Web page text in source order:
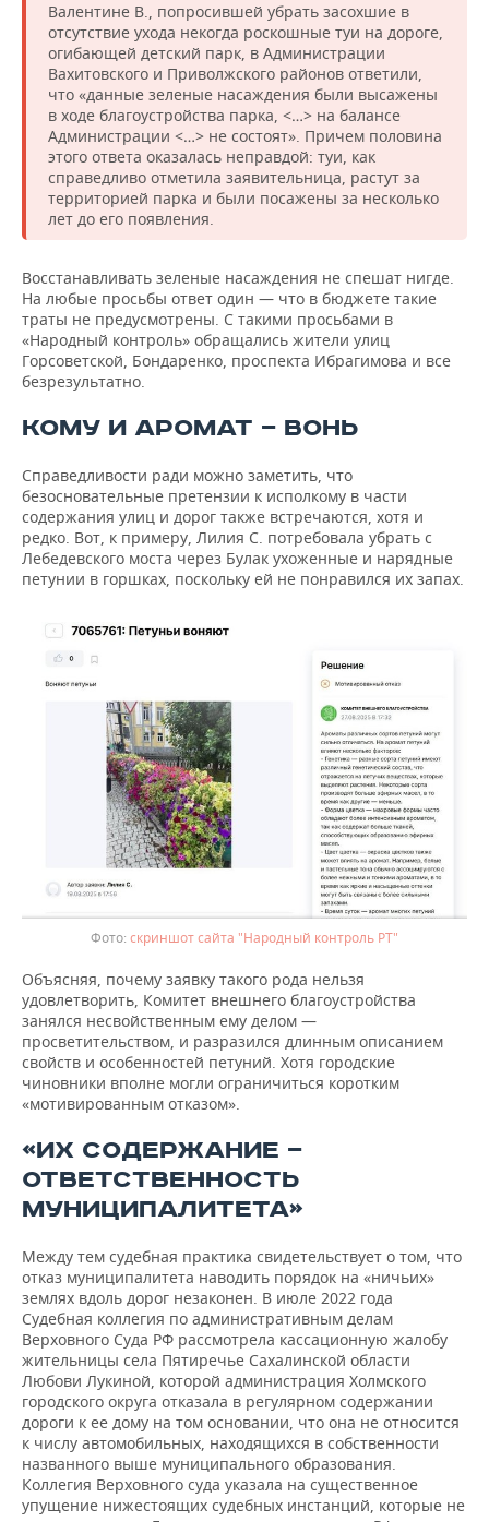
Валентине В., попросившей убрать засохшие в
отсутствие ухода некогда роскошные туи на дороге,
огибающей детский парк, в Администрации
Вахитовского и Приволжского районов ответили,
что «данные зеленые насаждения были высажены
в ходе благоустройства парка, <…> на балансе
Администрации <…> не состоят». Причем половина
этого ответа оказалась неправдой: туи, как
справедливо отметила заявительница, растут за
территорией парка и были посажены за несколько
лет до его появления.
Восстанавливать зеленые насаждения не спешат нигде.
На любые просьбы ответ один — что в бюджете такие
траты не предусмотрены. С такими просьбами в
«Народный контроль» обращались жители улиц
Горсоветской, Бондаренко, проспекта Ибрагимова и все
безрезультатно.
КОМУ И АРОМАТ — ВОНЬ
Справедливости ради можно заметить, что
безосновательные претензии к исполкому в части
содержания улиц и дорог также встречаются, хотя и
редко. Вот, к примеру, Лилия С. потребовала убрать с
Лебедевского моста через Булак ухоженные и нарядные
петунии в горшках, поскольку ей не понравился их запах.
скриншот сайта "Народный контроль РТ"
Объясняя, почему заявку такого рода нельзя
удовлетворить, Комитет внешнего благоустройства
занялся несвойственным ему делом —
просветительством, и разразился длинным описанием
свойств и особенностей петуний. Хотя городские
чиновники вполне могли ограничиться коротким
«мотивированным отказом».
«ИХ СОДЕРЖАНИЕ —
ОТВЕТСТВЕННОСТЬ
МУНИЦИПАЛИТЕТА»
Между тем судебная практика свидетельствует о том, что
отказ муниципалитета наводить порядок на «ничьих»
землях вдоль дорог незаконен. В июле 2022 года
Судебная коллегия по административным делам
Верховного Суда РФ рассмотрела кассационную жалобу
жительницы села Пятиречье Сахалинской области
Любови Лукиной, которой администрация Холмского
городского округа отказала в регулярном содержании
дороги к ее дому на том основании, что она не относится
к числу автомобильных, находящихся в собственности
названного выше муниципального образования.
Коллегия Верховного суда указала на существенное
упущение нижестоящих судебных инстанций, которые не